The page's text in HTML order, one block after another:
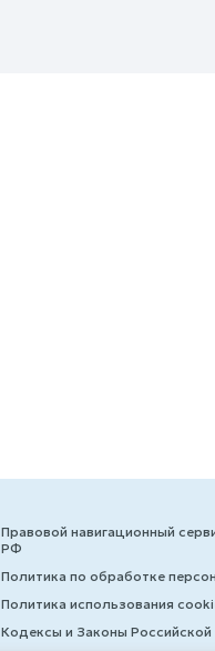
Правовой навигационный
РФ
Политика по обработке
Политика использования
Кодексы и Законы